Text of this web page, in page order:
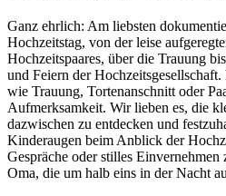
Ganz ehrlich: Am liebsten
Hochzeitstag, von der leise
Hochzeitspaares, über die Trauung
und Feiern der
wie Trauung, Tortenanschnitt oder
Aufmerksamkeit. Wir lieben es, die
dazwischen zu entdecken und
Kinderaugen beim Anblick der
Gespräche oder stilles
Oma, die um halb eins in der Nacht